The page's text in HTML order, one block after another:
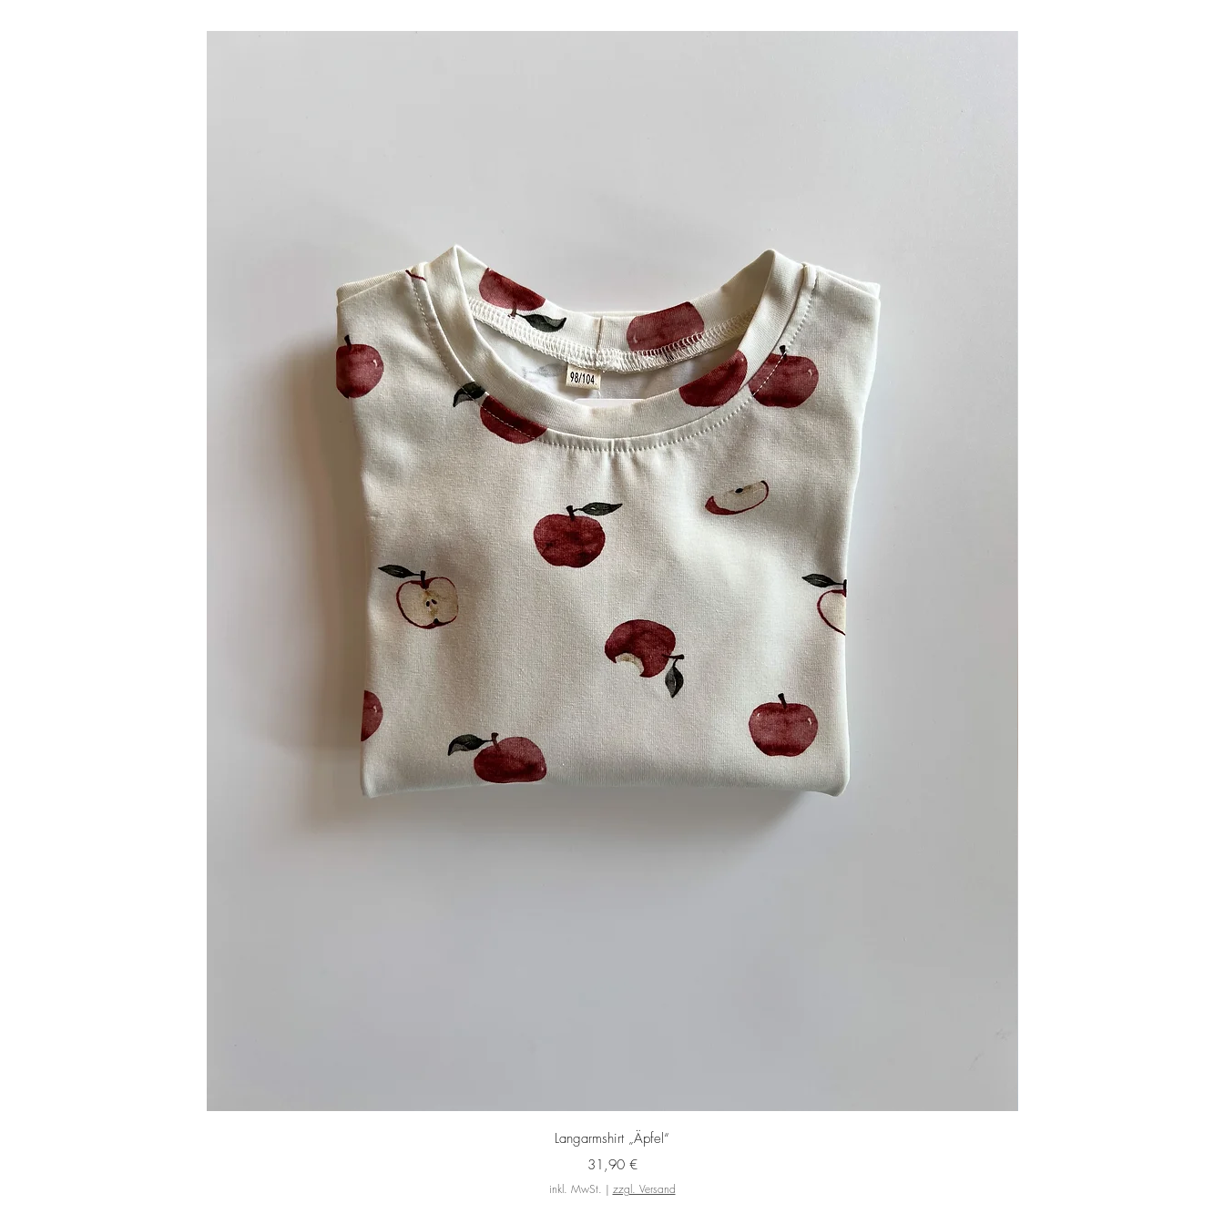
Schnellansicht
Langarmshirt „Äpfel“
Preis
31,90 €
inkl. MwSt. | zzgl. Versand